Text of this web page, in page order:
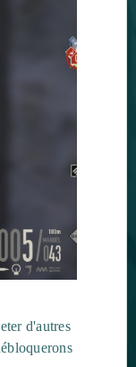
d'autres